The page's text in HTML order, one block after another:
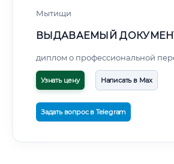
Мытищи
ВЫДАВАЕМЫЙ
диплом о профессиональной
Узнать цену Написать в Max
Задать вопрос в Telegram